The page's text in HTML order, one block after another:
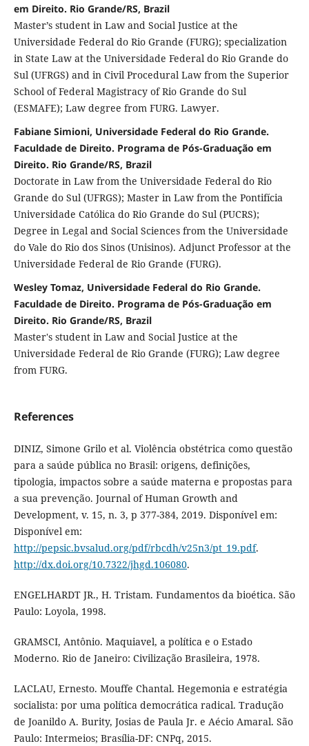
em Direito. Rio Grande/RS, Brazil
Master’s student in Law and Social Justice at the
Universidade Federal do Rio Grande (FURG); specialization
in State Law at the Universidade Federal do Rio Grande do
Sul (UFRGS) and in Civil Procedural Law from the Superior
School of Federal Magistracy of Rio Grande do Sul
(ESMAFE); Law degree from FURG. Lawyer.
Fabiane Simioni, Universidade Federal do Rio Grande.
Faculdade de Direito. Programa de Pós-Graduação em
Direito. Rio Grande/RS, Brazil
Doctorate in Law from the Universidade Federal do Rio
Grande do Sul (UFRGS); Master in Law from the Pontifícia
Universidade Católica do Rio Grande do Sul (PUCRS);
Degree in Legal and Social Sciences from the Universidade
do Vale do Rio dos Sinos (Unisinos). Adjunct Professor at the
Universidade Federal de Rio Grande (FURG).
Wesley Tomaz, Universidade Federal do Rio Grande.
Faculdade de Direito. Programa de Pós-Graduação em
Direito. Rio Grande/RS, Brazil
Master's student in Law and Social Justice at the
Universidade Federal de Rio Grande (FURG); Law degree
from FURG.
References
DINIZ, Simone Grilo et al. Violência obstétrica como questão
para a saúde pública no Brasil: origens, definições,
tipologia, impactos sobre a saúde materna e propostas para
a sua prevenção. Journal of Human Growth and
Development, v. 15, n. 3, p 377-384, 2019. Disponível em:
Disponível em:
http://pepsic.bvsalud.org/pdf/rbcdh/v25n3/pt_19.pdf.
http://dx.doi.org/10.7322/jhgd.106080.
ENGELHARDT JR., H. Tristam. Fundamentos da bioética. São
Paulo: Loyola, 1998.
GRAMSCI, Antônio. Maquiavel, a política e o Estado
Moderno. Rio de Janeiro: Civilização Brasileira, 1978.
LACLAU, Ernesto. Mouffe Chantal. Hegemonia e estratégia
socialista: por uma política democrática radical. Tradução
de Joanildo A. Burity, Josias de Paula Jr. e Aécio Amaral. São
Paulo: Intermeios; Brasília-DF: CNPq, 2015.